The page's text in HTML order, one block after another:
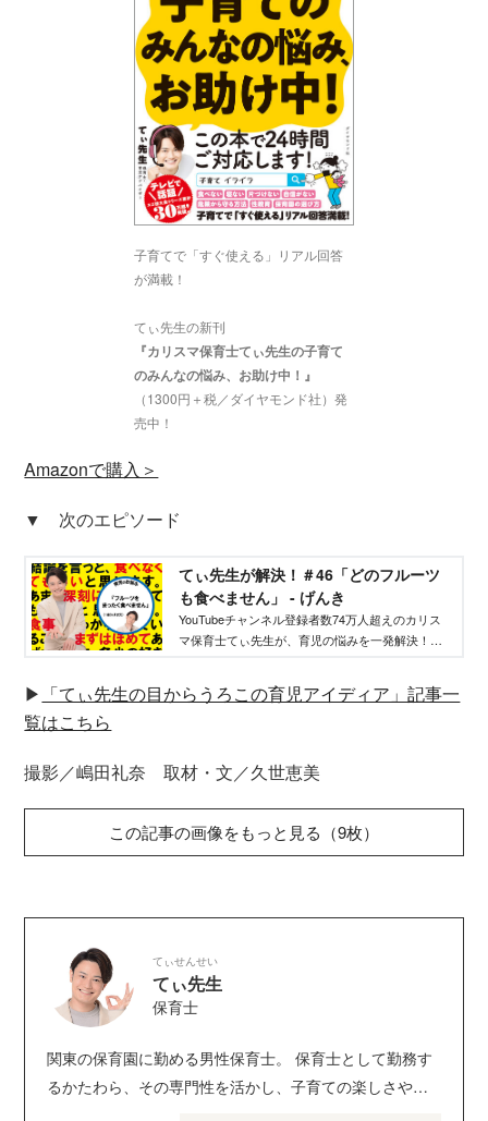
子育てで「すぐ使える」リアル回答
が満載！
てぃ先生の新刊
『カリスマ保育士てぃ先生の子育て
のみんなの悩み、お助け中！』
（1300円＋税／ダイヤモンド社）発
売中！
Amazonで購入＞
▼ 次のエピソード
てぃ先生が解決！＃46「どのフルーツ
も食べません」 - げんき
YouTubeチャンネル登録者数74万人超えのカリス
マ保育士てぃ先生が、育児の悩みを一発解決！
リです！
▶︎ 「てぃ先生の目からうろこの育児アイディア」記事一
覧はこちら
撮影／嶋田礼奈 取材・文／久世恵美
この記事の画像をもっと見る（9枚）
てぃせんせい
てぃ先生
保育士
関東の保育園に勤める男性保育士。 保育士として勤務す
るかたわら、その専門性を活かし、子育ての楽しさや子